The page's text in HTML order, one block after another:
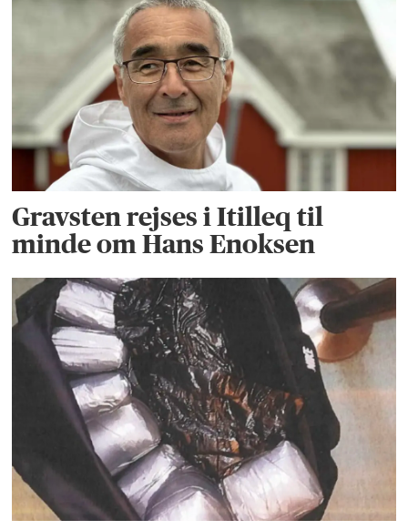
Gravsten rejses i Itilleq til
minde om Hans Enoksen